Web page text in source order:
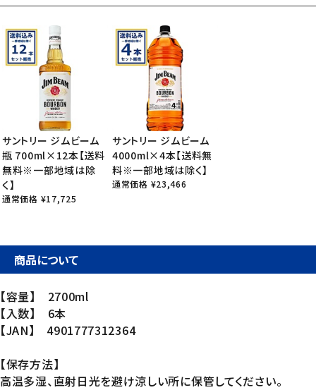
サントリー ジムビーム
瓶 700ml×12本【送料
無料※一部地域は除
く】
通常価格 ¥17,725
サントリー ジムビーム
4000ml×4本【送料無
料※一部地域は除く】
通常価格 ¥23,466
商品について
【容量】 2700ml
【入数】 6本
【JAN】 4901777312364
【保存方法】
高温多湿、直射日光を避け涼しい所に保管してください。